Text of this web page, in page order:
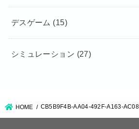
デスゲーム (15)
シミュレーション (27)
HOME CB5B9F4B-AA04-492F-A163-